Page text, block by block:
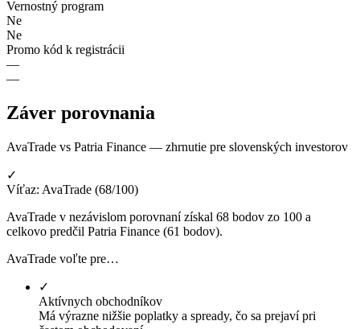
Vernostný program
Ne
Ne
Promo kód k registrácii
—
—
Záver porovnania
AvaTrade vs Patria Finance — zhrnutie pre slovenských investorov
✓
Víťaz: AvaTrade (68/100)
AvaTrade v nezávislom porovnaní získal 68 bodov zo 100 a
celkovo predčil Patria Finance (61 bodov).
AvaTrade voľte pre…
✓
Aktívnych obchodníkov
Má výrazne nižšie poplatky a spready, čo sa prejaví pri